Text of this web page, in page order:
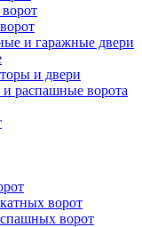
и гаражные двери
и двери
распашные ворота
ворот
ворот